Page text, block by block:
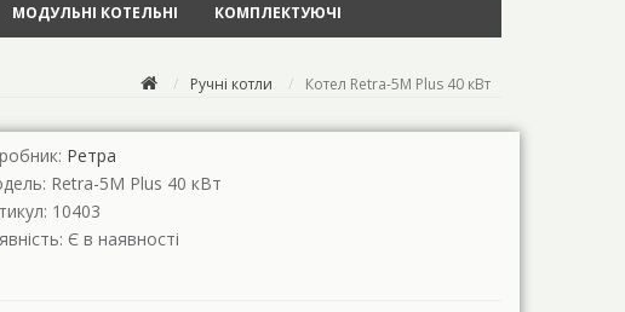
МОДУЛЬНІ КОТЕЛЬНІ КОМПЛЕКТУЮЧІ
Ручні котли Котел Retra-5М Plus 40 кВт
Ретра
Retra-5М Plus 40 кВт
10403
Є в наявності